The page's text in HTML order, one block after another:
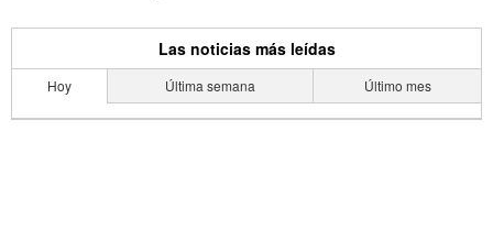
Las noticias más leídas
Hoy Última semana Último mes